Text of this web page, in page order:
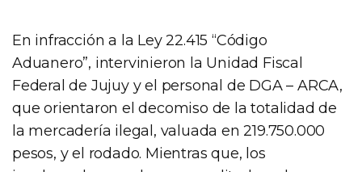
En infracción a la Ley 22.415 “Código
Aduanero”, intervinieron la Unidad Fiscal
Federal de Jujuy y el personal de DGA – ARCA,
que orientaron el decomiso de la totalidad de
la mercadería ilegal, valuada en 219.750.000
pesos, y el rodado. Mientras que, los